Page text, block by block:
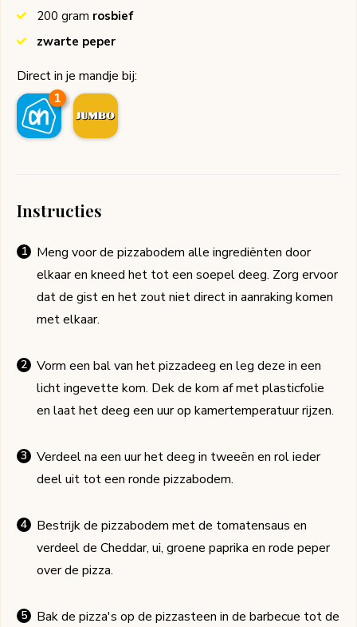
200 gram rosbief
zwarte peper
Direct in je mandje bij:
1
Instructies
Meng voor de pizzabodem alle ingrediënten door
elkaar en kneed het tot een soepel deeg. Zorg ervoor
dat de gist en het zout niet direct in aanraking komen
met elkaar.
Vorm een bal van het pizzadeeg en leg deze in een
licht ingevette kom. Dek de kom af met plasticfolie
en laat het deeg een uur op kamertemperatuur rijzen.
Verdeel na een uur het deeg in tweeën en rol ieder
deel uit tot een ronde pizzabodem.
Bestrijk de pizzabodem met de tomatensaus en
verdeel de Cheddar, ui, groene paprika en rode peper
over de pizza.
Bak de pizza's op de pizzasteen in de barbecue tot de